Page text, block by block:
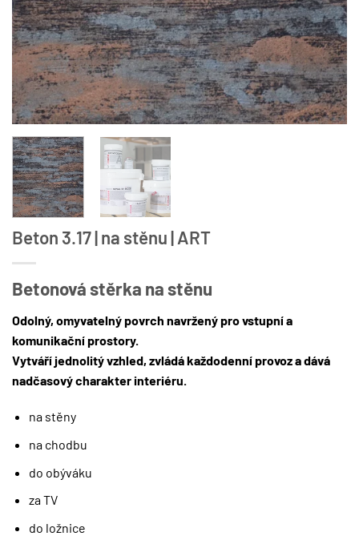
Beton 3.17 | na stěnu | ART
Betonová stěrka na stěnu
Odolný, omyvatelný povrch navržený pro vstupní a
komunikační prostory.
Vytváří jednolitý vzhled, zvládá každodenní provoz a dává
nadčasový charakter interiéru.
na stěny
na chodbu
do obýváku
za TV
do ložnice